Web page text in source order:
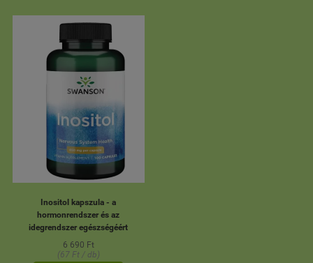
Inositol kapszula - a
hormonrendszer és az
idegrendszer egészségéért
6 690 Ft
(67 Ft / db)